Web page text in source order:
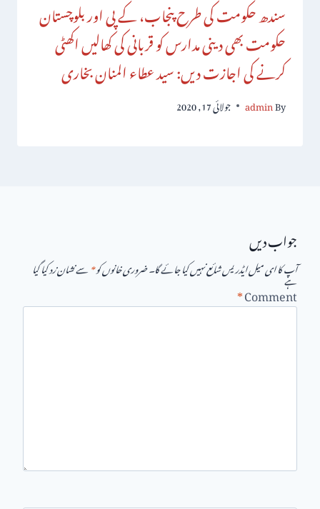
سندھ حکومت کی طرح پنجاب، کے پی اور بلوچستان
حکومت بھی دینی مدارس کو قربانی کی کھالیں اکھٹی
کرنے کی اجازت دیں: سید عطاء المنان بخاری
By
admin جولائی 17, 2020
جواب دیں
آپ کا ای میل ایڈریس شائع نہیں کیا جائے گا۔ضروری خانوں کو*سے نشان زد کیا گیا ہے
Comment
*